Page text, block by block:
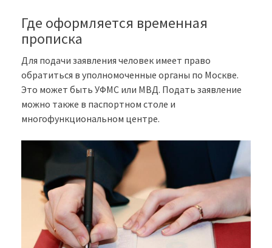
Где оформляется временная
прописка
Для подачи заявления человек имеет право
обратиться в уполномоченные органы по Москве.
Это может быть УФМС или МВД. Подать заявление
можно также в паспортном столе и
многофункциональном центре.